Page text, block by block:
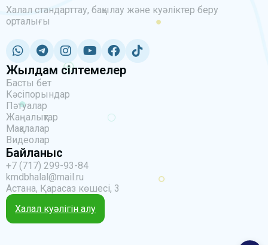
Халал стандарттау, бақылау және куәліктер беру
орталығы
Жылдам сілтемелер
Басты бет
Кәсіпорындар
Пәтуалар
Жаңалықтар
Мақалалар
Видеолар
Байланыс
+7 (717) 299-93-84
kmdbhalal@mail.ru
Астана, Қарасаз көшесі, 3
Халал куәлігін алу